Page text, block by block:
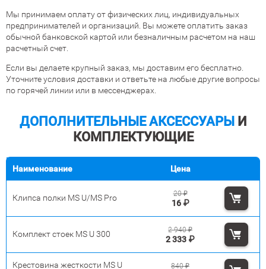
Мы принимаем оплату от физических лиц, индивидуальных
предпринимателей и организаций. Вы можете оплатить заказ
обычной банковской картой или безналичным расчетом на наш
расчетный счет.
Если вы делаете крупный заказ, мы доставим его бесплатно.
Уточните условия доставки и ответьте на любые другие вопросы
по горячей линии или в мессенджерах.
ДОПОЛНИТЕЛЬНЫЕ АКСЕССУАРЫ И
КОМПЛЕКТУЮЩИЕ
Наименование Цена
Клипса полки MS U/MS Pro
16 ₽
20₽
Комплект стоек MS U 300
2 333 ₽
2 940₽
Крестовина жесткости MS U
840₽